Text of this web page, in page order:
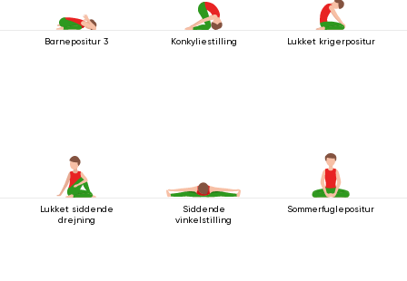
Barnepositur 3 Konkyliestilling Lukket krigerpositur
Lukket siddende
drejning
Siddende
vinkelstilling
Sommerfuglepositur